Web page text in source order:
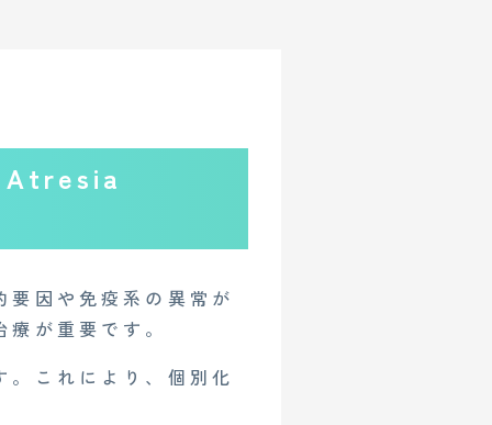
Atresia
因や免疫系の異常が
が重要です。
これにより、個別化